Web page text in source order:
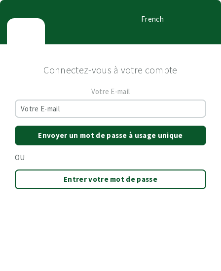
French
Connectez-vous à votre compte
Votre E-mail
Envoyer un mot de passe à usage unique
OU
Entrer votre mot de passe